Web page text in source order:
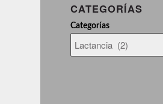
CATEGORÍAS
Categorías